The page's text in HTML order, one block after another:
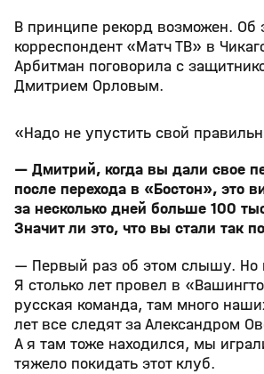
В принципе рекорд возможен. Об
корреспондент «Матч ТВ» в
Арбитман поговорила с
Дмитрием Орловым.
«Надо не упустить свой
— Дмитрий, когда вы дали свое
после перехода в «Бостон», это
за несколько дней больше 100
Значит ли это, что вы стали так
— Первый раз об этом слышу. Но
Я столько лет провел в
русская команда, там много
лет все следят за Александром
А я там тоже находился, мы
тяжело покидать этот клуб.